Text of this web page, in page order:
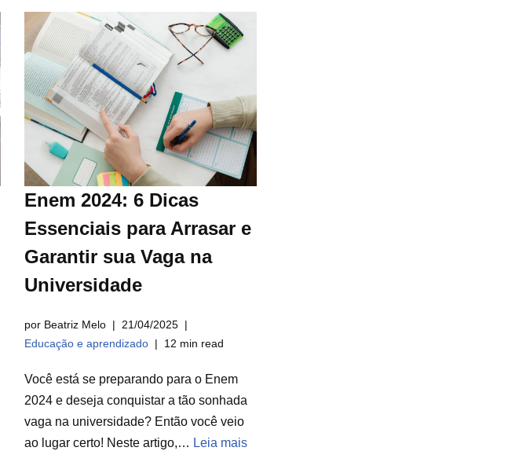
Enem 2024: 6 Dicas
Essenciais para Arrasar e
Garantir sua Vaga na
Universidade
por Beatriz Melo
21/04/2025
Educação e aprendizado
12 min read
Você está se preparando para o Enem
2024 e deseja conquistar a tão sonhada
vaga na universidade? Então você veio
ao lugar certo! Neste artigo,… Leia mais